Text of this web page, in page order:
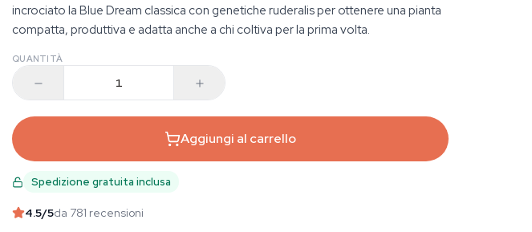
incrociato la Blue Dream classica con genetiche ruderalis per ottenere una pianta
compatta, produttiva e adatta anche a chi coltiva per la prima volta.
QUANTITÀ
Aggiungi al carrello
Spedizione gratuita inclusa
4.5/5da 781 recensioni